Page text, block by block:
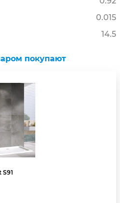
0.015
14.5
покупают
S91